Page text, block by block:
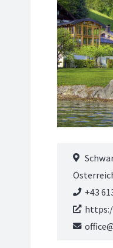
+43